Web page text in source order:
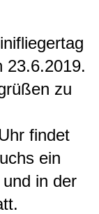
23.6.2019.
zu
findet
ein
in der